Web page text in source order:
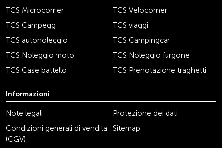
TCS Microcorner
TCS Velocorner
TCS Campeggi
TCS viaggi
TCS autonoleggio
TCS Campingcar
TCS Noleggio moto
TCS Noleggio furgone
TCS Case battello
TCS Prenotazione traghetti
Informazioni
Note legali
Protezione dei dati
Condizioni generali di vendita
(CGV)
Sitemap